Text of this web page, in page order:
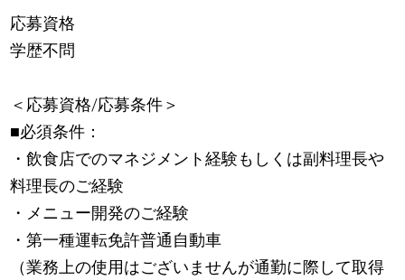
応募資格
学歴不問
＜応募資格/応募条件＞
■必須条件：
・飲食店でのマネジメント経験もしくは副料理長や
料理長のご経験
・メニュー開発のご経験
・第一種運転免許普通自動車
（業務上の使用はございませんが通勤に際して取得